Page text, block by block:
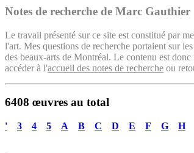
Notes de recherche de Marc Gauthier
Le travail présenté sur ce site est constitué par
l'art. Mes questions de recherche portaient sur
des beaux-arts de Montréal. Le contenu est
accéder à l'accueil des notes de recherche ou
6408 œuvres au total
' 3 4 5 A B C D E F G H